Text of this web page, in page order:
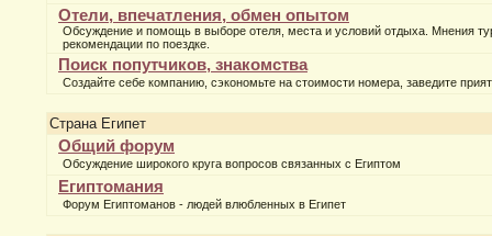
Отели, впечатления, обмен опытом
Обсуждение и помощь в выборе отеля, места и условий отдыха. Мнения
рекомендации по поездке.
Поиск попутчиков, знакомства
Создайте себе компанию, сэкономьте на стоимости номера, заведите
Страна Египет
Общий форум
Обсуждение широкого круга вопросов связанных с Египтом
Египтомания
Форум Египтоманов - людей влюбленных в Египет